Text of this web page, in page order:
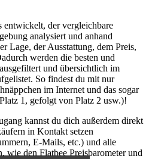
entwickelt, der vergleichbare
analysiert und anhand
Lage, der Ausstattung, dem Preis,
werden die besten und
und übersichtlich im
So findest du mit nur
im Internet und das sogar
1, gefolgt von Platz 2 usw.)!
kannst du dich außerdem direkt
in Kontakt setzen
E-Mails, etc.) und alle
wie den Flatbee Preisbarometer und